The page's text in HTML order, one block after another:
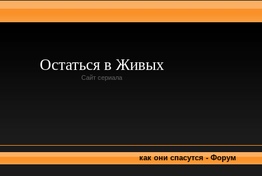
Остаться в Живых
Сайт сериала
как они спасутся - Форум